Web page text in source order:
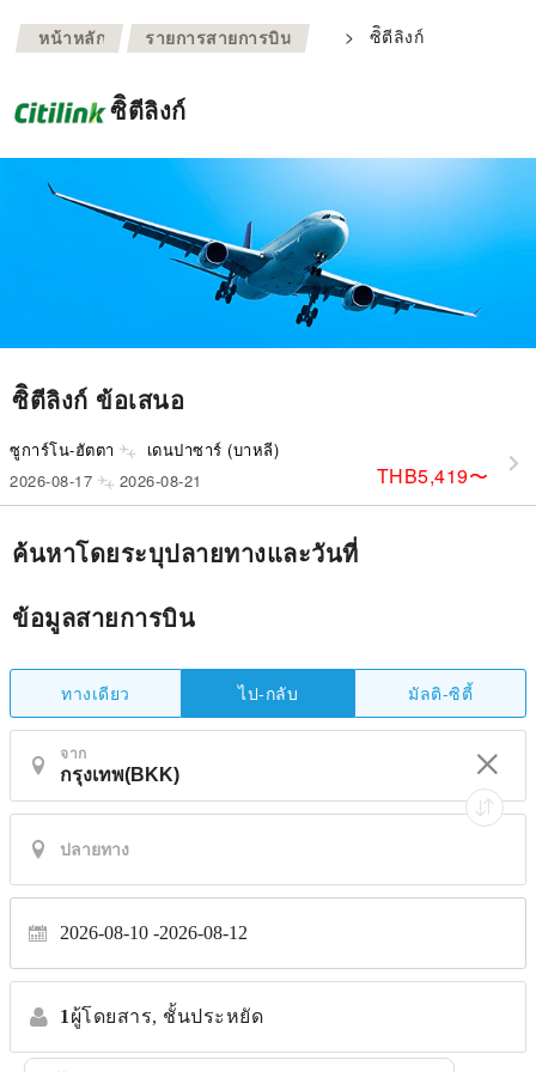
หน้าหลัก >
รายการสายการบิน > ซิิตีลิงก์
ซิิตีลิงก์
ซิิตีลิงก์ ข้อเสนอ
ซูการ์โน-ฮัตตา เดนปาซาร์ (บาหลี)
THB5,419〜
2026-08-17 2026-08-21
ค้นหาโดยระบุปลายทางและวันที่
ข้อมูลสายการบิน
ทางเดียว ไป-กลับ มัลติ-ซิตี้
จาก
2026-08-10 2026-08-12
1 ผู้โดยสาร, ชั้นประหยัด